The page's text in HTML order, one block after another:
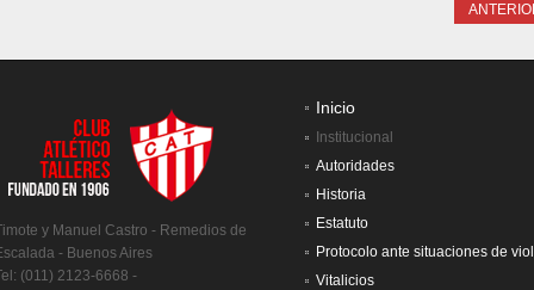
y Manuel Castro - Remedios de
- Buenos Aires
(011) 2123-6668 -
Inicio
Institucional
Autoridades
Historia
Estatuto
Protocolo ante situaciones de
Vitalicios